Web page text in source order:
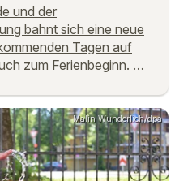
und der
bahnt sich eine neue
Tagen auf
zum Ferienbeginn. …
Malin Wunderlich/dpa